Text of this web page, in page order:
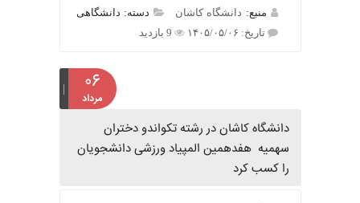
منبع:دانشگاه کاشان
دسته: دانشگاهی
تاریخ: ۱۴۰۵/۰۵/۰۶
9 بازدید
۰۶
مرداد
دانشگاه کاشان در رشته تکواندو دختران
سهمیه هفدهمین المپیاد ورزشی دانشجویان
را کسب کرد